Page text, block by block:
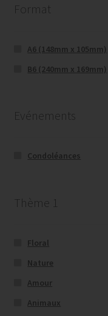
Format
A6 (148mm x 105mm)
B6 (240mm x 169mm)
Evénements
Condoléances
Thème 1
Floral
Nature
Amour
Animaux